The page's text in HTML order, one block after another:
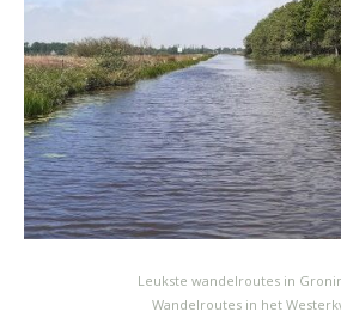
Leukste wandelroutes in
Wandelroutes in het